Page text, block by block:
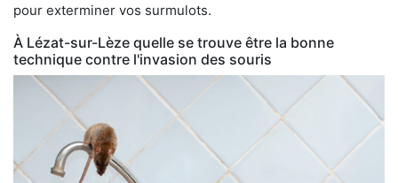
pour exterminer vos surmulots.
À Lézat-sur-Lèze quelle se trouve être la bonne
technique contre l'invasion des souris